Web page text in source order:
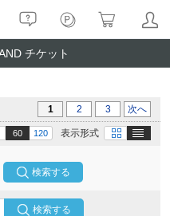
チケット
1 2 3 次へ
表示形式 画像
60 120
検索する